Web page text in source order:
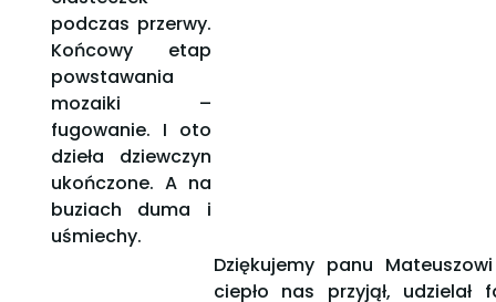
podczas przerwy.
Końcowy etap
powstawania
mozaiki –
fugowanie. I oto
dzieła dziewczyn
ukończone. A na
buziach duma i
uśmiechy.
Dziękujemy panu
ciepło nas przyjął, udzielał